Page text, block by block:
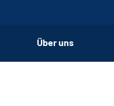
Über uns